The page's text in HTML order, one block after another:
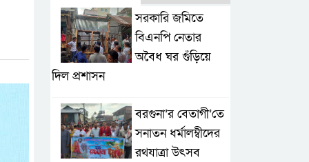
সরকারি জমিতে
বিএনপি নেতার
অবৈধ ঘর গুঁড়িয়ে
দিল প্রশাসন
বরগুনা’র বেতাগী’তে
সনাতন ধর্মালম্বীদের
রথযাত্রা উৎসব